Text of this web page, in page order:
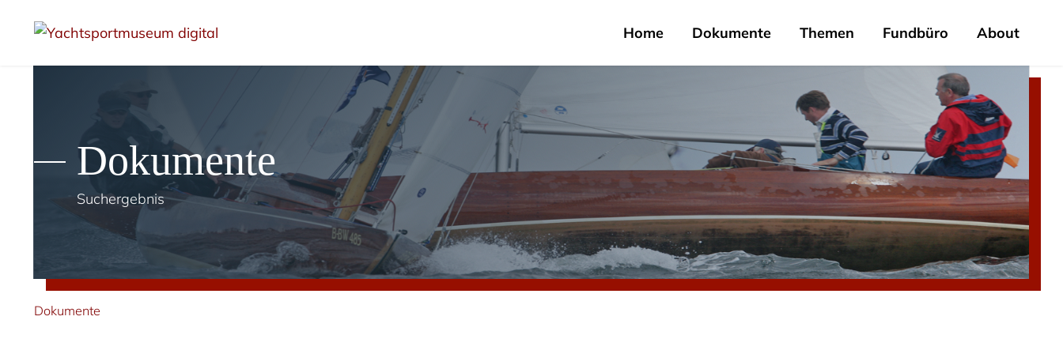
Home Dokumente Themen Fundbüro About
Dokumente
Suchergebnis
Dokumente